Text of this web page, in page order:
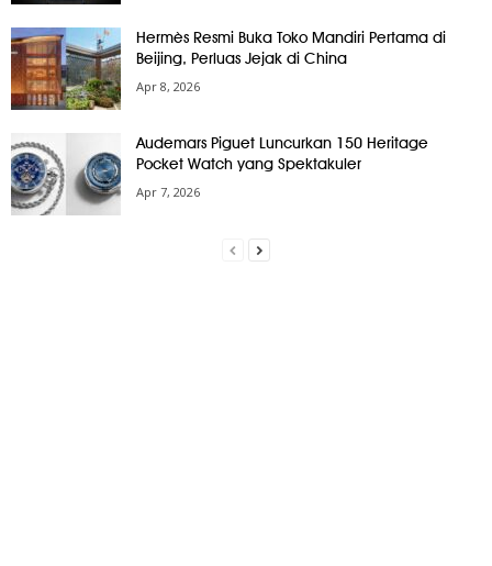
Hermès Resmi Buka Toko Mandiri Pertama di
Beijing, Perluas Jejak di China
Apr 8, 2026
Audemars Piguet Luncurkan 150 Heritage
Pocket Watch yang Spektakuler
Apr 7, 2026